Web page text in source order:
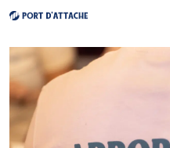
Panneau de gestion des cookies